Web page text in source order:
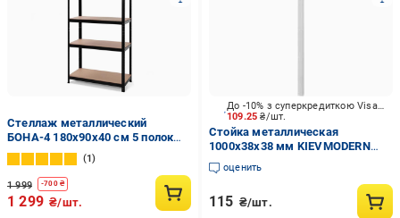
Стеллаж металлический
БОНА-4 180х90х40 см 5 полок
МДФ Черный (4)
1
1 999 -700₴
1 299 ₴/шт.
109.25₴/шт.
До -10% з суперкредиткою Visa Вигода
Стойка металлическая
1000x38x38 мм KIEVMODERN
Апполо светло-серый
крашенный
оценить
115 ₴/шт.